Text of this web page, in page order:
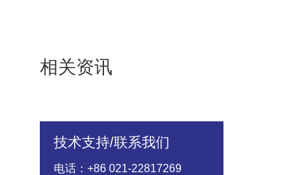
相关资讯
技术支持/联系我们
电话：+86 021-22817269